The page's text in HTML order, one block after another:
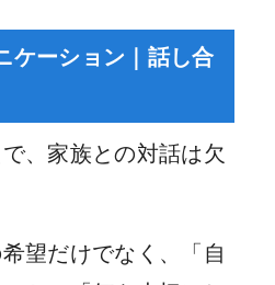
ケーション｜話し合
、家族との対話は欠
望だけでなく、「自